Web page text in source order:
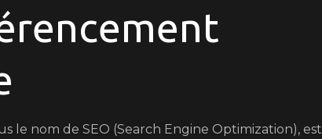
nom de SEO (Search Engine Optimization), est